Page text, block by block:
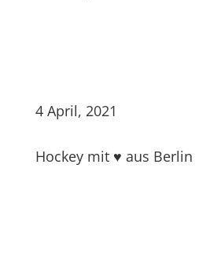
4 April, 2021
Hockey mit ♥ aus Berlin